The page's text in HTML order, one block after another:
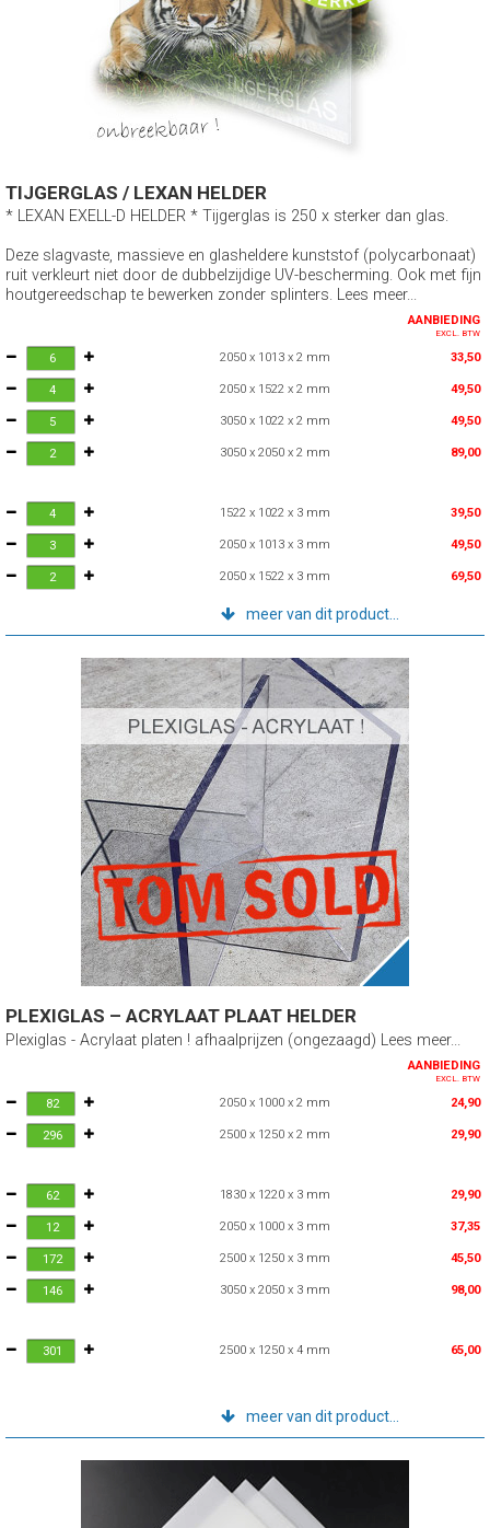
TIJGERGLAS / LEXAN HELDER
* LEXAN EXELL-D HELDER * Tijgerglas is 250 x sterker dan glas.
Deze slagvaste, massieve en glasheldere kunststof (polycarbonaat)
ruit verkleurt niet door de dubbelzijdige UV-bescherming. Ook met fijn
houtgereedschap te bewerken zonder splinters. Lees meer...
AANBIEDING
EXCL. BTW
2050 x 1013 x 2 mm 33,50
2050 x 1522 x 2 mm 49,50
3050 x 1022 x 2 mm 49,50
3050 x 2050 x 2 mm 89,00
1522 x 1022 x 3 mm 39,50
2050 x 1013 x 3 mm 49,50
2050 x 1522 x 3 mm 69,50
meer van dit product...
PLEXIGLAS – ACRYLAAT PLAAT HELDER
Plexiglas - Acrylaat platen ! afhaalprijzen (ongezaagd) Lees meer...
AANBIEDING
EXCL. BTW
2050 x 1000 x 2 mm 24,90
2500 x 1250 x 2 mm 29,90
1830 x 1220 x 3 mm 29,90
2050 x 1000 x 3 mm 37,35
2500 x 1250 x 3 mm 45,50
3050 x 2050 x 3 mm 98,00
2500 x 1250 x 4 mm 65,00
meer van dit product...